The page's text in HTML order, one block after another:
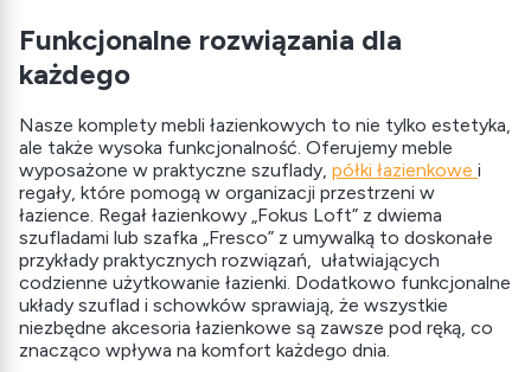
Funkcjonalne rozwiązania dla
każdego
Nasze komplety mebli łazienkowych to nie tylko estetyka,
ale także wysoka funkcjonalność. Oferujemy meble
wyposażone w praktyczne szuflady, półki łazienkowe i
regały, które pomogą w organizacji przestrzeni w
łazience. Regał łazienkowy „Fokus Loft” z dwiema
szufladami lub szafka „Fresco” z umywalką to doskonałe
przykłady praktycznych rozwiązań, ułatwiających
codzienne użytkowanie łazienki. Dodatkowo funkcjonalne
układy szuflad i schowków sprawiają, że wszystkie
niezbędne akcesoria łazienkowe są zawsze pod ręką, co
znacząco wpływa na komfort każdego dnia.